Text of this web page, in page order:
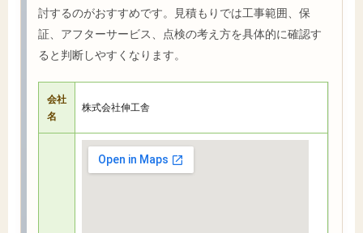
討するのがおすすめです。見積もりでは工事範囲、保
証、アフターサービス、点検の考え方を具体的に確認す
ると判断しやすくなります。
会社
名
株式会社伸工舎